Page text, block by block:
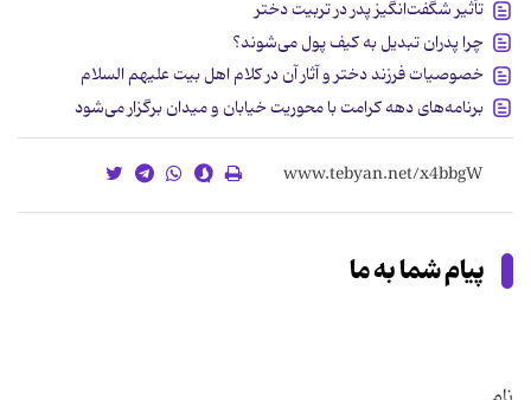
تأثیر شگفت‌انگیز پدر در تربیت دختر
چرا پدران تبدیل به کیف پول می‌شوند؟
خصوصیات فرزند دختر و آثار آن در کلام اهل بیت علیهم السلام
برنامه‌های دهه کرامت با محوریت خیابان و میدان برگزار می‌شود
پیام شما به ما